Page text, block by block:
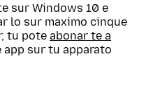
sur Windows 10 e
lo sur maximo cinque
tu pote abonar te a
app sur tu apparato